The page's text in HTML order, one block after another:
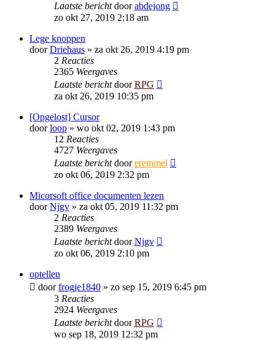
Laatste berichtdoorabdejong
zo okt 27, 2019 2:18 am
Lege knoppen
doorDriehaus » za okt 26, 2019 4:19 pm
2 Reacties
2365 Weergaves
Laatste berichtdoorRPG
za okt 26, 2019 10:35 pm
[Opgelost] Cursor
doorloop » wo okt 02, 2019 1:43 pm
12 Reacties
4727 Weergaves
Laatste berichtdooreremmel
zo okt 06, 2019 2:32 pm
Micorsoft office documenten lezen
doorNjgv » za okt 05, 2019 11:32 pm
2 Reacties
2389 Weergaves
Laatste berichtdoorNjgv
zo okt 06, 2019 2:10 pm
optellen
doorfrogje1840 » zo sep 15, 2019 6:45 pm
3 Reacties
2924 Weergaves
Laatste berichtdoorRPG
wo sep 18, 2019 12:32 pm